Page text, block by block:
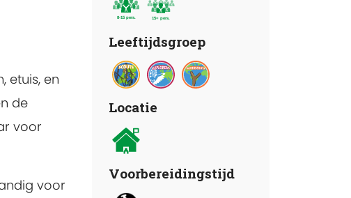
etuis, en
de
voor
voor
Leeftijdsgroep
Locatie
Voorbereidingstijd